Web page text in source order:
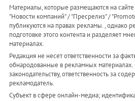
Материалы, которые размещаются на
"Новости компаний" / "Пресрелиз" /
публикуются на правах рекламы. , однако
подготовке этого контента и разделяет
материалах.
Редакция не несет ответственности за
обнародованные в рекламных материалах.
законодательству, ответственность за
рекламодатель.
Субъект в сфере онлайн-медиа;